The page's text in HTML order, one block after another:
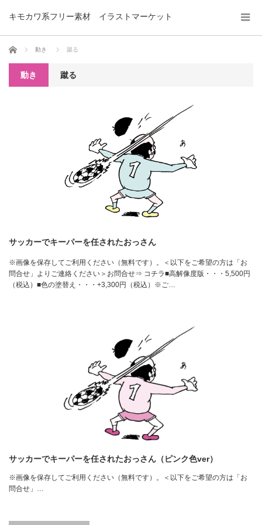
キモカワ系フリー素材 イラストマーケット
ホーム 動き 蹴る
動き 蹴る
サッカーでキーパーを任されたおっさん
※画像を保存してご利用ください（無料です）。＜以下をご希望の方は「お
問合せ」よりご連絡ください＞お問合せ⇒ コチラ■高解像度版・・・5,500円
（税込）■色の塗替え・・・+3,300円（税込）※ご…
サッカーでキーパーを任されたおっさん（ピンク色ver）
※画像を保存してご利用ください（無料です）。＜以下をご希望の方は「お
問合せ」…